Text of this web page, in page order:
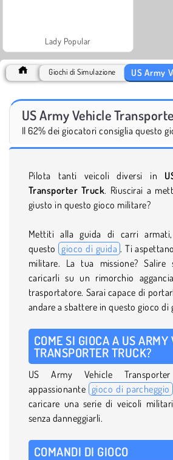
Lady Popular
Giochi di Simulazione US Army
US Army Vehicle
Il 62% dei giocatori consiglia questo
Pilota tanti veicoli diversi in
Transporter Truck. Riuscirai a
giusto in questo gioco militare?
Mettiti alla guida di carri
questo gioco di guida . Ti
militare. La tua missione?
caricarli su un rimorchio
trasportatore. Sarai capace di
andare a sbattere in questo gioco di
COME SI GIOCA A US ARMY
TRANSPORTER TRUCK?
US Army Vehicle
appassionante gioco di parcheggio
caricare una serie di veicoli
senza danneggiarli.
COMANDI DI GIOCO